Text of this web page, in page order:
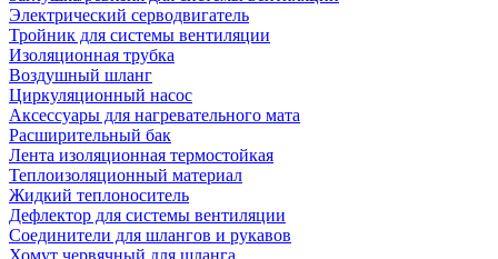
Электрический серводвигатель
Тройник для системы вентиляции
Изоляционная трубка
Воздушный шланг
Циркуляционный насос
Аксессуары для нагревательного мата
Расширительный бак
Лента изоляционная термостойкая
Теплоизоляционный материал
Жидкий теплоноситель
Дефлектор для системы вентиляции
Соединители для шлангов и рукавов
Хомут червячный для шланга